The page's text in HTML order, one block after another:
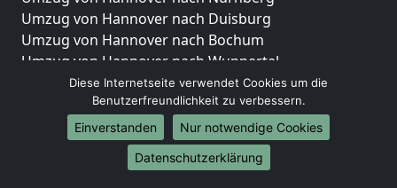
Umzug von Hannover nach Duisburg
Umzug von Hannover nach Bochum
Umzug von Hannover nach Wuppertal
Umzug von Hannover nach Bielefeld
Umzug von Hannover nach Bonn
Umzug von Hannover nach Münster
Internationale-Umzüge
Diese Internetseite verwendet Cookies um die
Benutzerfreundlichkeit zu verbessern.
Einverstanden
Nur notwendige Cookies
Datenschutzerklärung